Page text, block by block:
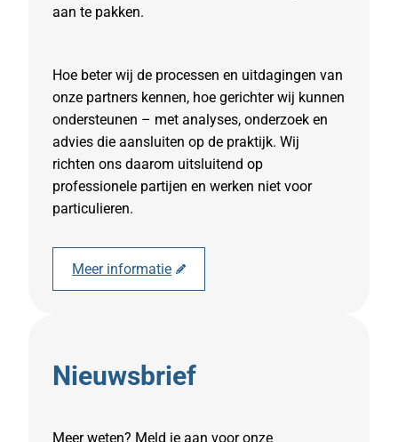
aan te pakken.
Hoe beter wij de processen en uitdagingen van
onze partners kennen, hoe gerichter wij kunnen
ondersteunen – met analyses, onderzoek en
advies die aansluiten op de praktijk. Wij
richten ons daarom uitsluitend op
professionele partijen en werken niet voor
particulieren.
Meer informatie
Nieuwsbrief
Meer weten? Meld je aan voor onze